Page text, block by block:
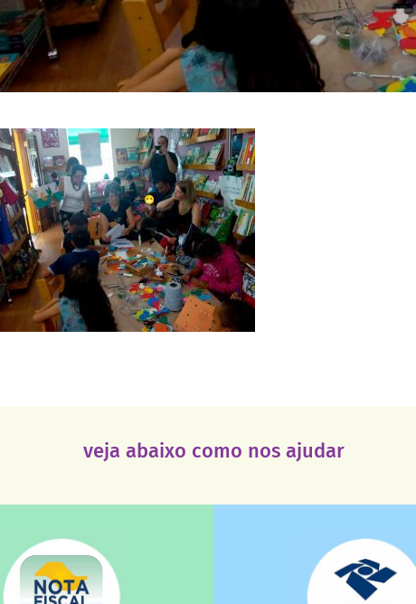
veja abaixo como nos ajudar